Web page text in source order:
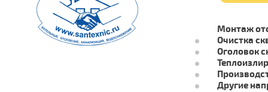
Монтаж
Очистка
Оголовок
Другие